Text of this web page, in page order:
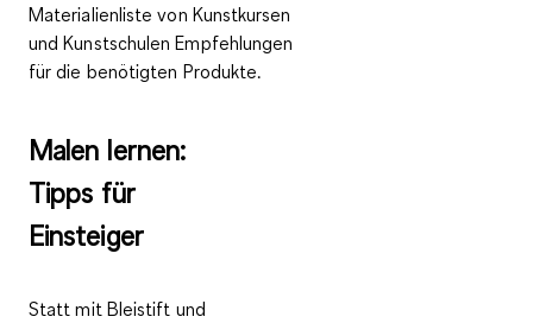
Materialienliste von Kunstkursen
und Kunstschulen Empfehlungen
für die benötigten Produkte.
Malen lernen:
Tipps für
Einsteiger
Statt mit Bleistift und